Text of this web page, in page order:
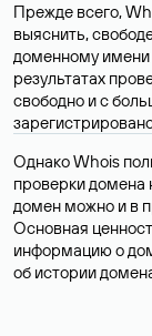
Прежде всего,
выяснить,
доменному имени
результатах
свободно и с
Однако Whois
проверки домена
домен можно и в
Основная
информацию о
об истории